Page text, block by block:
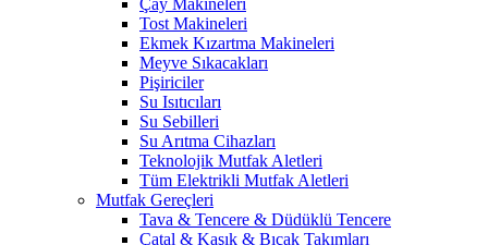
Çay Makineleri
Tost Makineleri
Ekmek Kızartma Makineleri
Meyve Sıkacakları
Pişiriciler
Su Isıtıcıları
Su Sebilleri
Su Arıtma Cihazları
Teknolojik Mutfak Aletleri
Tüm Elektrikli Mutfak Aletleri
Mutfak Gereçleri
Tava & Tencere & Düdüklü Tencere
Çatal & Kaşık & Bıçak Takımları